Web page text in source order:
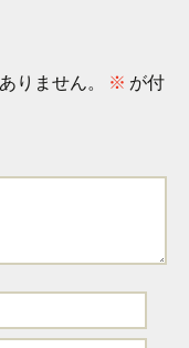
りません。 ※ が付